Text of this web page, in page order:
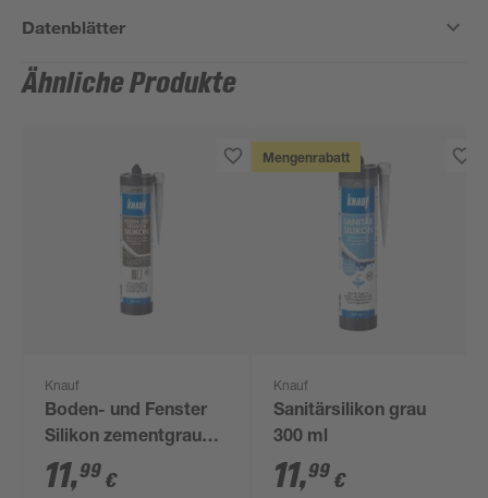
Datenblätter
Ähnliche Produkte
Knauf
Boden- und Fenster
Silikon zementgrau
300 ml
11,99 €
Mengenrabatt
Knauf
Sanitärsilikon grau
300 ml
11,99 €